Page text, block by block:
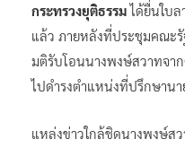
กระทรวงยุติธรรมได้ยื่นใบ
แล้ว ภายหลังที่ประชุมคณะ
มติรับโอนนางพงษ์สวาทจา
ไปดำรงตำแหน่งที่ปรึกษาน
แหล่งข่าวใกล้ชิดนางพงษ์ส